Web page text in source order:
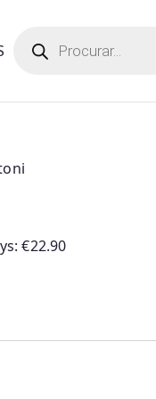
search
€22.90